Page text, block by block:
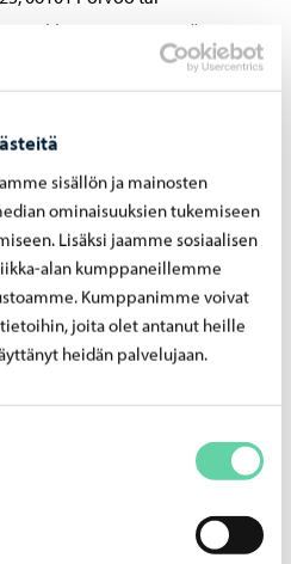
sisällön ja mainosten
ominaisuuksien tukemiseen
Lisäksi jaamme sosiaalisen
alan kumppaneillemme
Kumppanimme voivat
joita olet antanut heille
heidän palvelujaan.
klo 15.00 mennessä.
” AK 559 Lundintalo”.
1 ja 2,